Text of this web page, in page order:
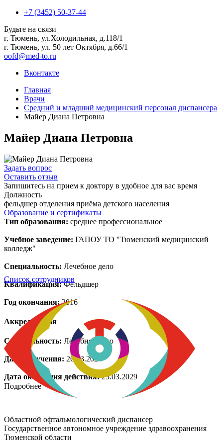
+7 (3452) 50-37-44
Будьте на связи
г. Тюмень, ул.Холодильная, д.118/1
г. Тюмень, ул. 50 лет Октября, д.66/1
oofd@med-to.ru
Вконтакте
Главная
Врачи
Средний и младший медицинский персонал диспансера
Майер Диана Петровна
Майер Диана Петровна
Задать вопрос
Оставить отзыв
Запишитесь на прием к доктору в удобное для вас время
Должность
фельдшер отделения приёма детского населения
Образование и сертификаты
Тип образования: среднее профессиональное
Учебное заведение: ГАПОУ ТО "Тюменский медицинский
колледж"
Специальность: Лечебное дело
Квалификация:Фельдшер
Год окончания:2016
Аккредитация
Специальность: Лечебное дело
Дата получения: 26.03.2024
Дата окончания действия:25.03.2029
Подробнее
Список сотрудников
Областной офтальмологический диспансер
Государственное автономное учреждение здравоохранения
Тюменской области